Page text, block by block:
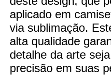
aplicado em
via sublimação.
alta qualidade
detalhe da arte
precisão em suas